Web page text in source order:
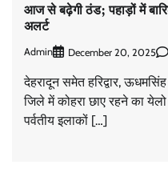
आज से बढ़ेगी ठंड; पहाड़ों में
अलर्ट
Admin December 20, 2025
देहरादून समेत हरिद्वार,
जिले में कोहरा छाए रहने का
पर्वतीय इलाकों […]